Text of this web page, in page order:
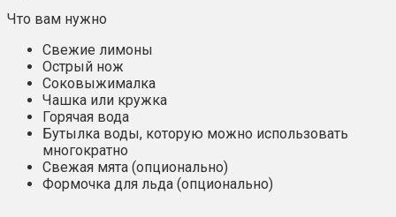
Что вам нужно
Свежие лимоны
Острый нож
Соковыжималка
Чашка или кружка
Горячая вода
Бутылка воды, которую можно использовать
многократно
Свежая мята (опционально)
Формочка для льда (опционально)